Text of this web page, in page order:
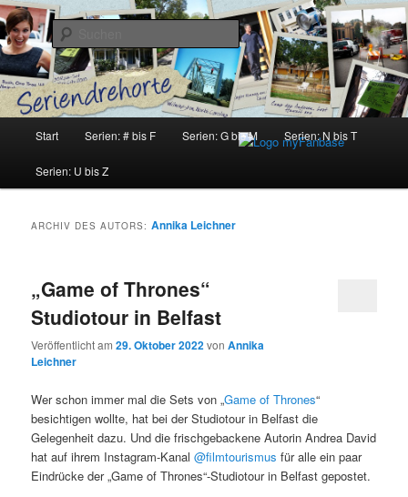
Zum
Inhalt
wechseln
Zum
sekundären
Inhalt
wechselnSeriendrehorte
Suchen
Start Serien: # bis F Serien: G bis M Serien: N bis T
Serien: U bis Z
ARCHIV DES AUTORS:Annika Leichner
„Game of Thrones“
Studiotour in Belfast
Veröffentlicht am29. Oktober 2022vonAnnika
Leichner
Wer schon immer mal die Sets von „Game of Thrones“
besichtigen wollte, hat bei der Studiotour in Belfast die
Gelegenheit dazu. Und die frischgebackene Autorin Andrea David
hat auf ihrem Instagram-Kanal@filmtourismus für alle ein paar
Eindrücke der „Game of Thrones“-Studiotour in Belfast gepostet.